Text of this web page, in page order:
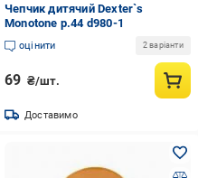
Чепчик дитячий Dexter`s
Monotone р.44 d980-1
оцінити 2 варіанти
69 ₴/шт.
Доставимо